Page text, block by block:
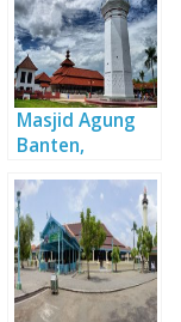
Masjid Agung
Banten,
Peninggalan
Kesultanan
Banten